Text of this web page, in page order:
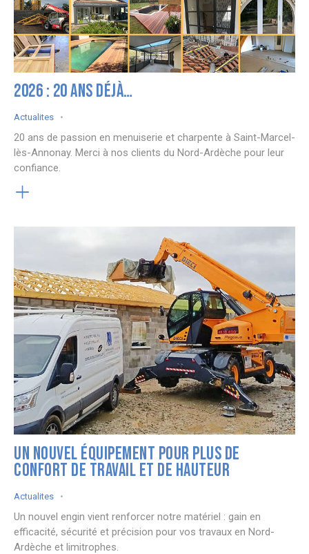
2026 : 20 ANS DÉJÀ…
Actualites
20 ans de passion en menuiserie et charpente à Saint-Marcel-
lès-Annonay. Merci à nos clients du Nord-Ardèche pour leur
confiance.
UN NOUVEL ÉQUIPEMENT POUR PLUS DE
CONFORT DE TRAVAIL ET DE HAUTEUR
Actualites
Un nouvel engin vient renforcer notre matériel : gain en
efficacité, sécurité et précision pour vos travaux en Nord-
Ardèche et limitrophes.